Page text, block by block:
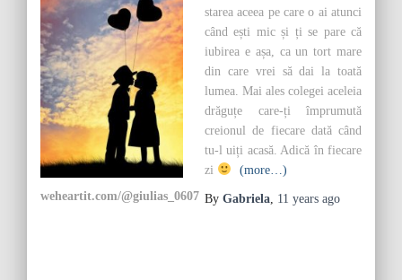
weheartit.com/@giulias_0607
starea aceea pe care o ai atunci
când ești mic și ți se pare că
iubirea e așa, ca un tort mare
din care vrei să dai la toată
lumea. Mai ales colegei aceleia
drăguțe care-ți împrumută
creionul de fiecare dată când
tu-l uiți acasă. Adică în fiecare
zi
(more…)
By Gabriela, 11 years ago